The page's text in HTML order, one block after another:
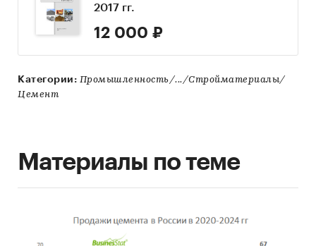
2017 гг.
12 000 ₽
Категории: Промышленность/.../Стройматериалы/
Цемент
Материалы по теме